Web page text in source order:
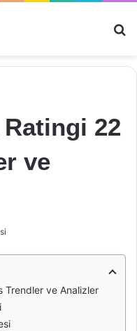
22
ve
Trendler ve Analizler